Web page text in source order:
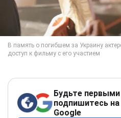
Будьте первыми
подпишитесь на
Google